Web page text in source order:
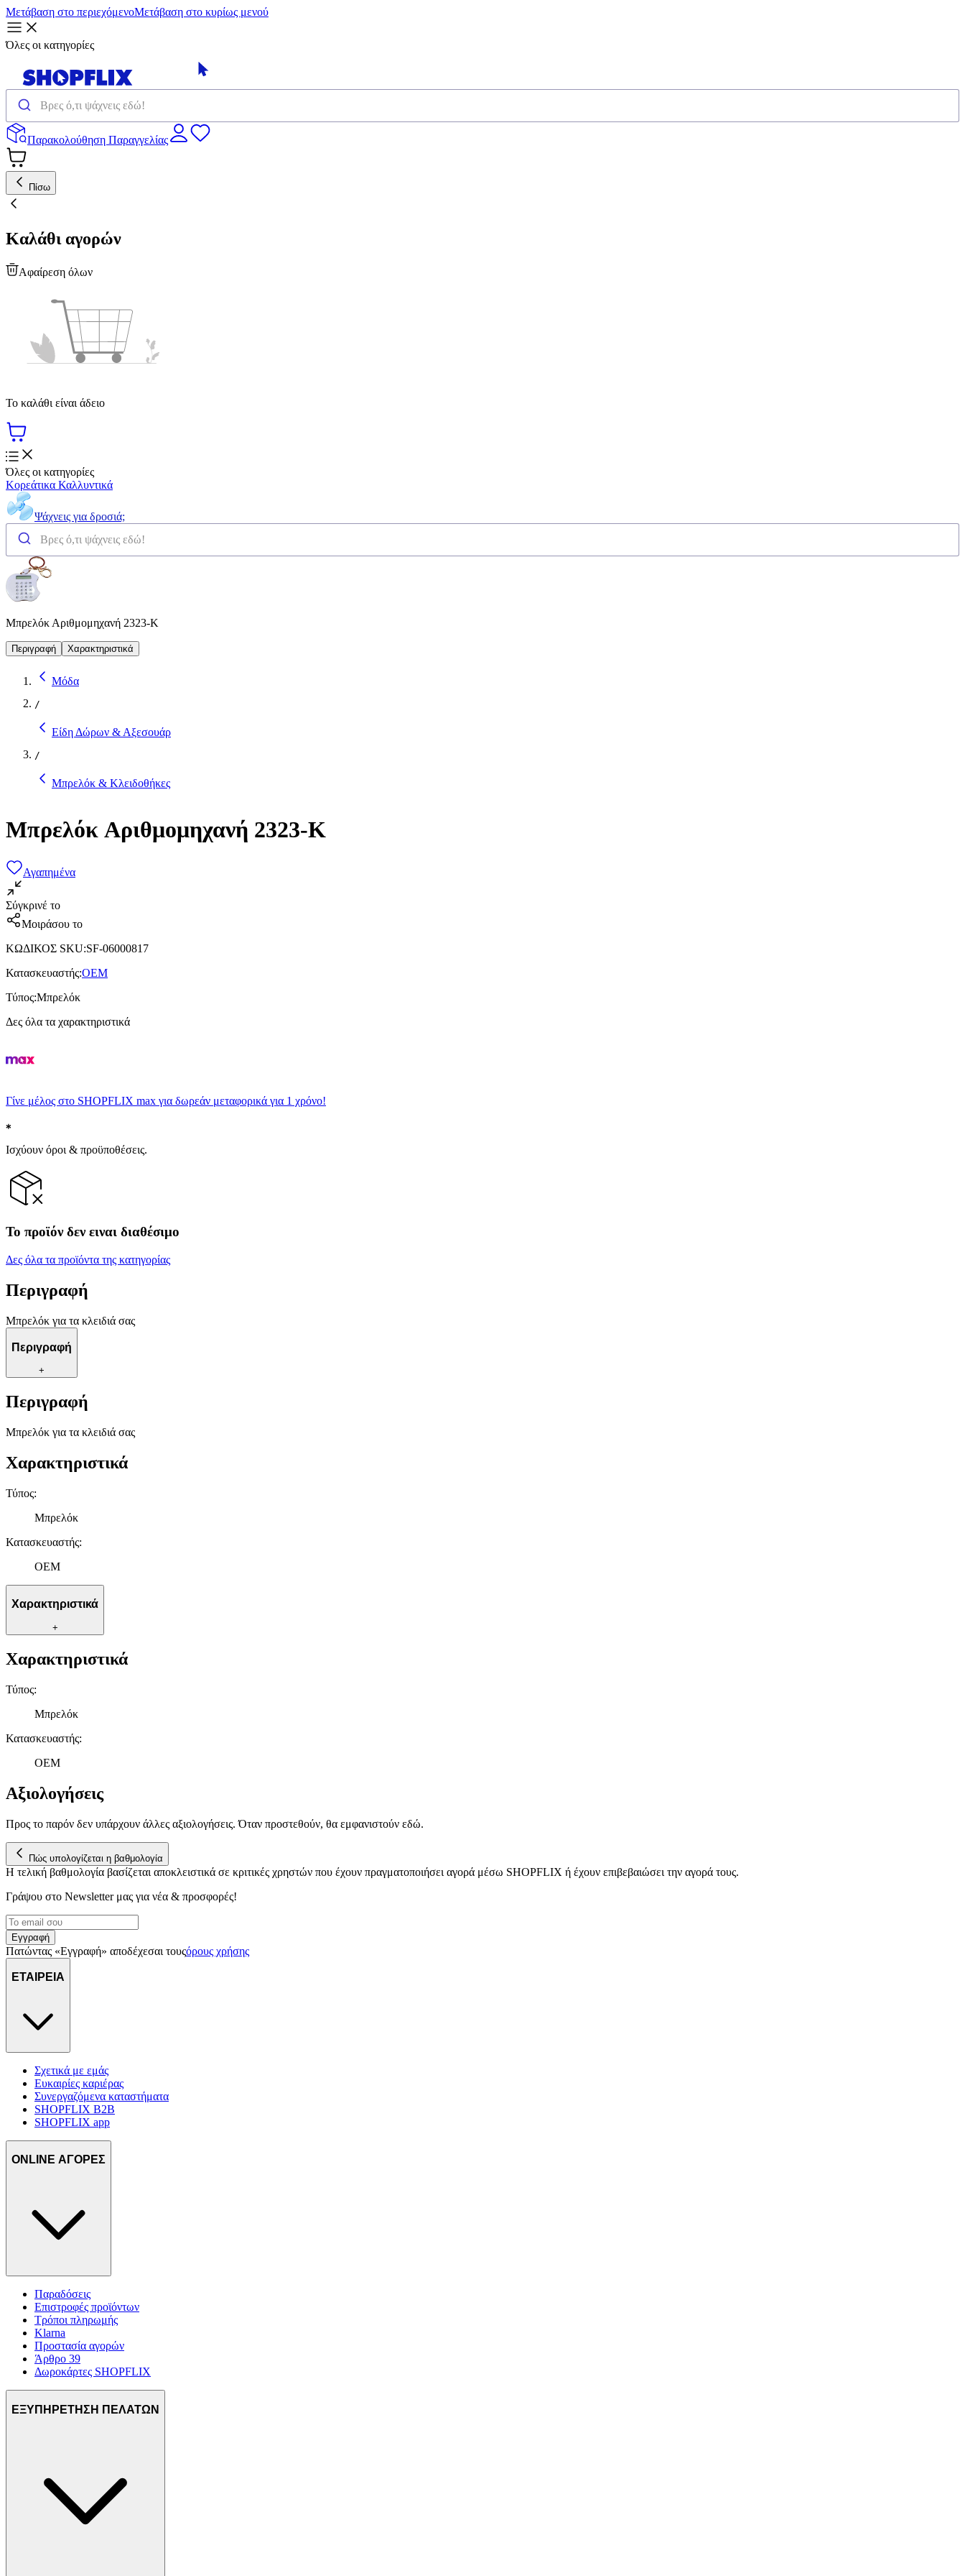
Μετάβαση στο περιεχόμενοΜετάβαση στο κυρίως μενού
Όλες οι κατηγορίες
Παρακολούθηση Παραγγελίας
Πίσω
Καλάθι αγορών
Αφαίρεση όλων
Το καλάθι είναι άδειο
Όλες οι κατηγορίες
Κορεάτικα Καλλυντικά
Ψάχνεις για δροσιά;
Μπρελόκ Αριθμομηχανή 2323-K
Περιγραφή Χαρακτηριστικά
Μόδα
/
Είδη Δώρων & Αξεσουάρ
/
Μπρελόκ & Κλειδοθήκες
Μπρελόκ Αριθμομηχανή 2323-K
Αγαπημένα
Σύγκρινέ το
Μοιράσου το
ΚΩΔΙΚΟΣ SKU:SF-06000817
Κατασκευαστής:OEM
Τύπος:Μπρελόκ
Δες όλα τα χαρακτηριστικά
Γίνε μέλος στο SHOPFLIX max για δωρεάν μεταφορικά για 1 χρόνο!
Ισχύουν όροι & προϋποθέσεις.
Το προϊόν δεν ειναι διαθέσιμο
Δες όλα τα προϊόντα της κατηγορίας
Περιγραφή
Μπρελόκ για τα κλειδιά σας
Περιγραφή
+
Περιγραφή
Μπρελόκ για τα κλειδιά σας
Χαρακτηριστικά
Τύπος:
Μπρελόκ
Κατασκευαστής:
OEM
Χαρακτηριστικά
+
Χαρακτηριστικά
Τύπος:
Μπρελόκ
Κατασκευαστής:
OEM
Αξιολογήσεις
Προς το παρόν δεν υπάρχουν άλλες αξιολογήσεις. Όταν προστεθούν, θα εμφανιστούν εδώ.
Πώς υπολογίζεται η βαθμολογία
Η τελική βαθμολογία βασίζεται αποκλειστικά σε κριτικές χρηστών που έχουν πραγματοποιήσει αγορά μέσω SHOPFLIX ή έχουν επιβεβαιώσει την αγορά τους.
Γράψου στο Νewsletter μας για νέα & προσφορές!
Εγγραφή
Πατώντας «Εγγραφή» αποδέχεσαι τουςόρους χρήσης
ΕΤΑΙΡΕΙΑ
Σχετικά με εμάς
Ευκαιρίες καριέρας
Συνεργαζόμενα καταστήματα
SHOPFLIX B2B
SHOPFLIX app
ONLINE ΑΓΟΡΕΣ
Παραδόσεις
Επιστροφές προϊόντων
Τρόποι πληρωμής
Klarna
Προστασία αγορών
Άρθρο 39
Δωροκάρτες SHOPFLIX
ΕΞΥΠΗΡΕΤΗΣΗ ΠΕΛΑΤΩΝ